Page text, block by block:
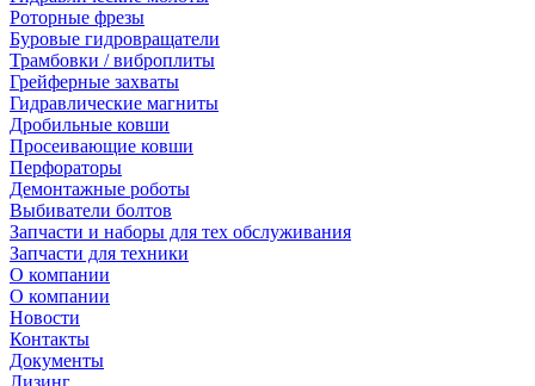
Роторные фрезы
Буровые гидровращатели
Трамбовки / виброплиты
Грейферные захваты
Гидравлические магниты
Дробильные ковши
Просеивающие ковши
Перфораторы
Демонтажные роботы
Выбиватели болтов
Запчасти и наборы для тех обслуживания
Запчасти для техники
О компании
О компании
Новости
Контакты
Документы
Лизинг